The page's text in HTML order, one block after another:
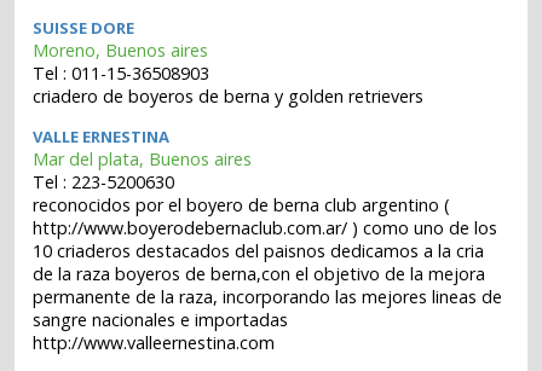
SUISSE DORE
Moreno, Buenos aires
Tel : 011-15-36508903
criadero de boyeros de berna y golden retrievers
VALLE ERNESTINA
Mar del plata, Buenos aires
Tel : 223-5200630
reconocidos por el boyero de berna club argentino (
http://www.boyerodebernaclub.com.ar/ ) como uno de los
10 criaderos destacados del paisnos dedicamos a la cria
de la raza boyeros de berna,con el objetivo de la mejora
permanente de la raza, incorporando las mejores lineas de
sangre nacionales e importadas
http://www.valleernestina.com